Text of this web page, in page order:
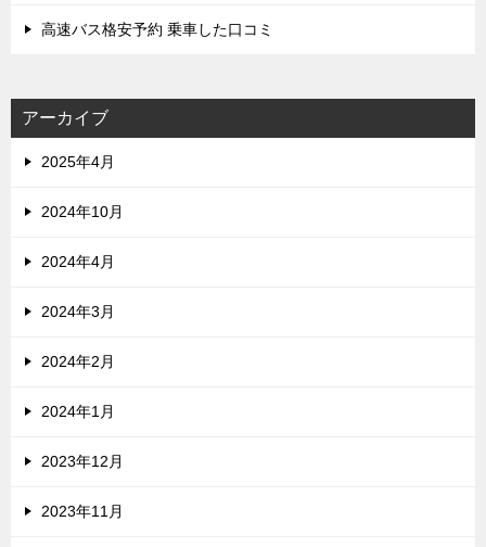
高速バス格安予約 乗車した口コミ
アーカイブ
2025年4月
2024年10月
2024年4月
2024年3月
2024年2月
2024年1月
2023年12月
2023年11月